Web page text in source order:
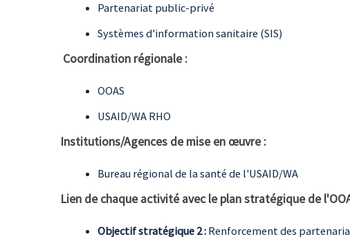
Partenariat public-privé
Systèmes d'information sanitaire (SIS)
Coordination régionale :
OOAS
USAID/WA RHO
Institutions/Agences de mise en œuvre :
Bureau régional de la santé de l'USAID/WA
Lien de chaque activité avec le plan stratégique de
Objectif stratégique 2 : Renforcement des